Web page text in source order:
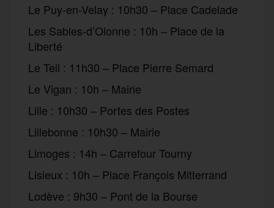
Le Puy-en-Velay : 10h30 – Place Cadelade
Les Sables-d’Olonne : 10h – Place de la
Liberté
Le Teil : 11h30 – Place Pierre Semard
Le Vigan : 10h – Mairie
Lille : 10h30 – Portes des Postes
Lillebonne : 10h30 – Mairie
Limoges : 14h – Carrefour Tourny
Lisieux : 10h – Place François Mitterrand
Lodève : 9h30 – Pont de la Bourse